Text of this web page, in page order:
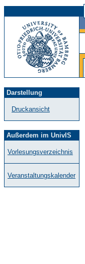
Darstellung
Druckansicht
Außerdem im UnivIS
Vorlesungsverzeichnis
Veranstaltungskalender